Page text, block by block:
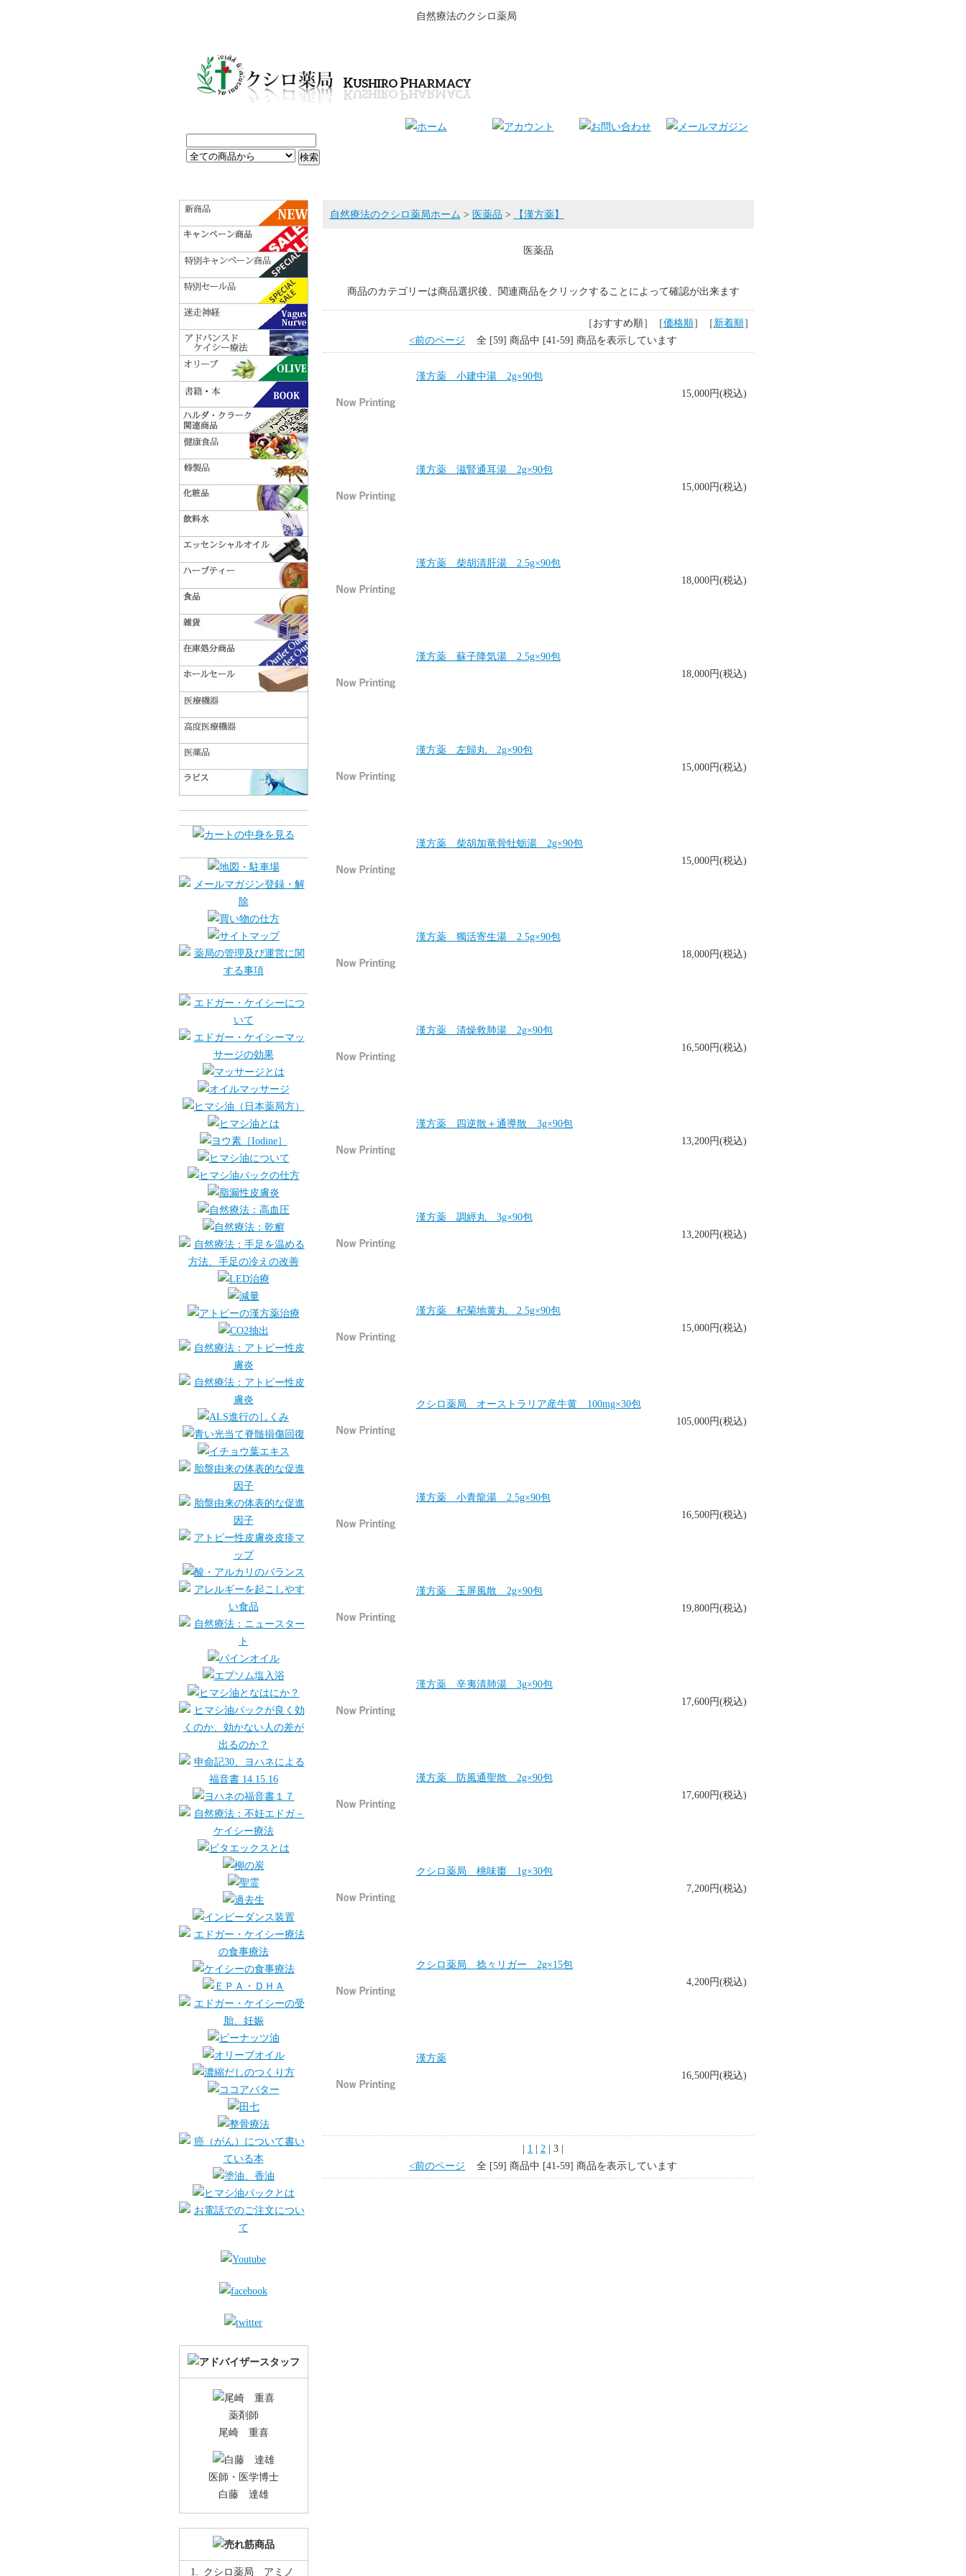
自然療法のクシロ薬局
自然療法のクシロ薬局ホーム > 医薬品 > 【漢方薬】
医薬品
商品のカテゴリーは商品選択後、関連商品をクリックすることによって確認が出来ます
［おすすめ順］［価格順］［新着順］
<前のページ 全 [59] 商品中 [41-59] 商品を表示しています
漢方薬 小建中湯 2g×90包
15,000円(税込)
漢方薬 滋腎通耳湯 2g×90包
15,000円(税込)
漢方薬 柴胡清肝湯 2.5g×90包
18,000円(税込)
漢方薬 蘇子降気湯 2.5g×90包
18,000円(税込)
漢方薬 左歸丸 2g×90包
15,000円(税込)
漢方薬 柴胡加竜骨牡蛎湯 2g×90包
15,000円(税込)
漢方薬 獨活寄生湯 2.5g×90包
18,000円(税込)
漢方薬 清燥救肺湯 2g×90包
16,500円(税込)
漢方薬 四逆散＋通導散 3g×90包
13,200円(税込)
漢方薬 調經丸 3g×90包
13,200円(税込)
漢方薬 杞菊地黄丸 2.5g×90包
15,000円(税込)
クシロ薬局 オーストラリア産牛黄 100mg×30包
105,000円(税込)
漢方薬 小青龍湯 2.5g×90包
16,500円(税込)
漢方薬 玉屏風散 2g×90包
19,800円(税込)
漢方薬 辛夷清肺湯 3g×90包
17,600円(税込)
漢方薬 防風通聖散 2g×90包
17,600円(税込)
クシロ薬局 桃味棗 1g×30包
7,200円(税込)
クシロ薬局 捻々リガー 2g×15包
4,200円(税込)
漢方薬
16,500円(税込)
| 1 | 2 | 3 |
<前のページ 全 [59] 商品中 [41-59] 商品を表示しています
薬剤師
尾崎 重喜
医師・医学博士
白藤 達雄
クシロ薬局 アミノ